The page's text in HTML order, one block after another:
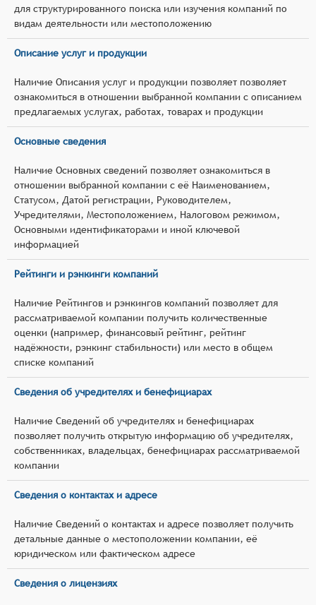
для структурированного поиска или изучения компаний по
видам деятельности или местоположению
Описание услуг и продукции
Наличие Описания услуг и продукции позволяет позволяет
ознакомиться в отношении выбранной компании с описанием
предлагаемых услугах, работах, товарах и продукции
Основные сведения
Наличие Основных сведений позволяет ознакомиться в
отношении выбранной компании с её Наименованием,
Статусом, Датой регистрации, Руководителем,
Учредителями, Местоположением, Налоговом режимом,
Основными идентификаторами и иной ключевой
информацией
Рейтинги и рэнкинги компаний
Наличие Рейтингов и рэнкингов компаний позволяет для
рассматриваемой компании получить количественные
оценки (например, финансовый рейтинг, рейтинг
надёжности, рэнкинг стабильности) или место в общем
списке компаний
Сведения об учредителях и бенефициарах
Наличие Сведений об учредителях и бенефициарах
позволяет получить открытую информацию об учредителях,
собственниках, владельцах, бенефициарах рассматриваемой
компании
Сведения о контактах и адресе
Наличие Сведений о контактах и адресе позволяет получить
детальные данные о местоположении компании, её
юридическом или фактическом адресе
Сведения о лицензиях